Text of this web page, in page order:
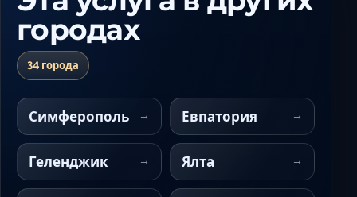
городах
34 города
Симферополь Евпатория
Геленджик Ялта